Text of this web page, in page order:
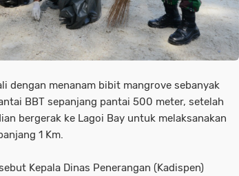
dengan menanam bibit mangrove sebanyak
BBT sepanjang pantai 500 meter, setelah
bergerak ke Lagoi Bay untuk melaksanakan
1 Km.
Kepala Dinas Penerangan (Kadispen)